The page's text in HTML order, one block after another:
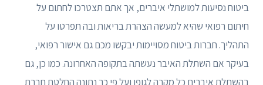
ביטוח נסיעות למושתלי איברים, אך אתם תצטרכו לחתום על
חיתום רפואי שהיא למעשה הצהרת בריאות ובה תפרטו על
התהליך. חברות ביטוח מסויימות יבקשו מכם גם אישור רפואי,
בעיקר אם השתלת האיבר נעשתה בתקופה האחרונה. כמו כן, גם
בהשתלת איברים כל מקרה לגופו ועל פי כך נתונה החלטת חברת